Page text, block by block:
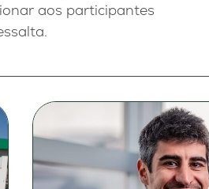
aos participantes